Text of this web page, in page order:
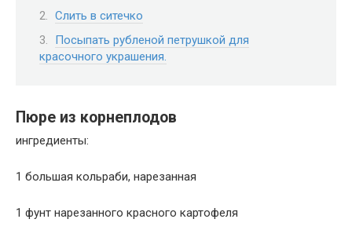
Слить в ситечко
Посыпать рубленой петрушкой для
красочного украшения.
Пюре из корнеплодов
ингредиенты:
1 большая кольраби, нарезанная
1 фунт нарезанного красного картофеля